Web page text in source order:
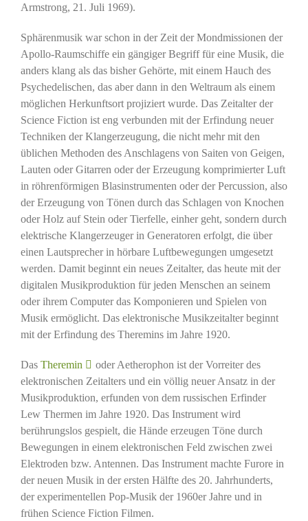
Armstrong, 21. Juli 1969).
Sphärenmusik war schon in der Zeit der Mondmissionen der
Apollo-Raumschiffe ein gängiger Begriff für eine Musik, die
anders klang als das bisher Gehörte, mit einem Hauch des
Psychedelischen, das aber dann in den Weltraum als einem
möglichen Herkunftsort projiziert wurde. Das Zeitalter der
Science Fiction ist eng verbunden mit der Erfindung neuer
Techniken der Klangerzeugung, die nicht mehr mit den
üblichen Methoden des Anschlagens von Saiten von Geigen,
Lauten oder Gitarren oder der Erzeugung komprimierter Luft
in röhrenförmigen Blasinstrumenten oder der Percussion, also
der Erzeugung von Tönen durch das Schlagen von Knochen
oder Holz auf Stein oder Tierfelle, einher geht, sondern durch
elektrische Klangerzeuger in Generatoren erfolgt, die über
einen Lautsprecher in hörbare Luftbewegungen umgesetzt
werden. Damit beginnt ein neues Zeitalter, das heute mit der
digitalen Musikproduktion für jeden Menschen an seinem
oder ihrem Computer das Komponieren und Spielen von
Musik ermöglicht. Das elektronische Musikzeitalter beginnt
mit der Erfindung des Theremins im Jahre 1920.
Das Theremin
oder Aetherophon ist der Vorreiter des
elektronischen Zeitalters und ein völlig neuer Ansatz in der
Musikproduktion, erfunden von dem russischen Erfinder
Lew Thermen im Jahre 1920. Das Instrument wird
berührungslos gespielt, die Hände erzeugen Töne durch
Bewegungen in einem elektronischen Feld zwischen zwei
Elektroden bzw. Antennen. Das Instrument machte Furore in
der neuen Musik in der ersten Hälfte des 20. Jahrhunderts,
der experimentellen Pop-Musik der 1960er Jahre und in
frühen Science Fiction Filmen.